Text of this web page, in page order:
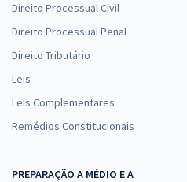
Direito Processual Civil
Direito Processual Penal
Direito Tributário
Leis
Leis Complementares
Remédios Constitucionais
PREPARAÇÃO A MÉDIO E A